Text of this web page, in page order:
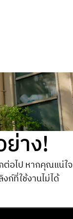
าง!
ต่อไป หากคุณแน่ใจ
ก์ที่ใช้งานไม่ได้